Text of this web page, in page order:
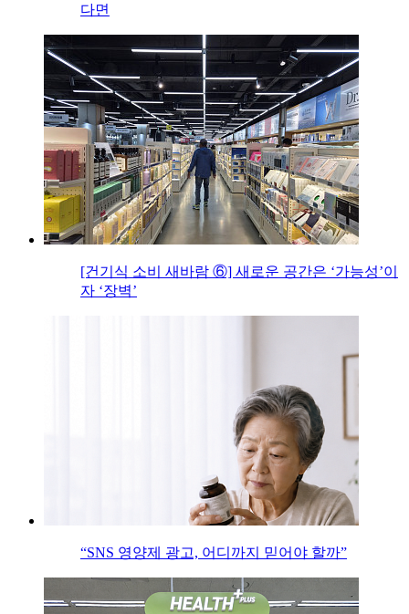
다면
[건기식 소비 새바람 ⑥] 새로운 공간은 ‘가능성’이
자 ‘장벽’
“SNS 영양제 광고, 어디까지 믿어야 할까”